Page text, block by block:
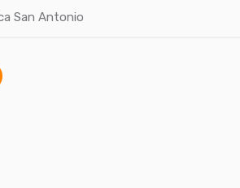
San Antonio